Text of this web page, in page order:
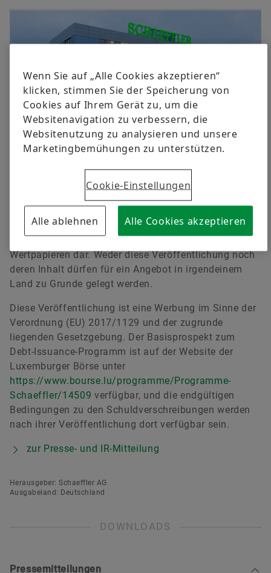
Kooperationen
Förderprojekte
Managers‘ Transactions
Hauptversammlung 2023
Hauptversammlung 2022
Außerordentliche Hauptversammlung 2020
Hauptversammlung 2020
Hauptversammlung 2019
Hauptversammlung 2018
Ecosystem
Kapitalmarkttag
Finanzkalender
Leiter Konzernkommunikation & Public Affairs
Schaeffler Gruppe
Herzogenaurach
+49 9132 82-8901
axel.luedeke@schaeffler.com
Heiko Eber
Head of Investor Relations
Schaeffler AG
Herzogenaurach
+49 9132 82-88125
heiko.eber@schaeffler.com
Rechtliche Hinweise: Anleihe Emission
Diese Veröffentlichung stellt weder ein Angebot zum
Wertpapieren dar. Weder diese Veröffentlichung noch
deren Inhalt dürfen für ein Angebot in irgendeinem
Land zu Grunde gelegt werden.
Diese Veröffentlichung ist eine Werbung im Sinne der
Verordnung (EU) 2017/1129 und der zugrunde
liegenden Gesetzgebung. Der Basisprospekt zum
Debt-Issuance-Programm ist auf der Website der
Luxemburger Börse unter
https://www.bourse.lu/programme/Programme-
Schaeffler/14509 verfügbar, und die endgültigen
Bedingungen zu den Schuldverschreibungen werden
nach ihrer Veröffentlichung dort verfügbar sein.
zur Presse- und IR-Mitteilung
Herausgeber: Schaeffler AG
Ausgabeland: Deutschland
DOWNLOADS
Pressemitteilungen
Wenn Sie auf „Alle Cookies akzeptieren“
klicken, stimmen Sie der Speicherung von
Cookies auf Ihrem Gerät zu, um die
Websitenavigation zu verbessern, die
Websitenutzung zu analysieren und unsere
Marketingbemühungen zu unterstützen.
Cookie-Einstellungen
Alle ablehnen Alle Cookies akzeptieren